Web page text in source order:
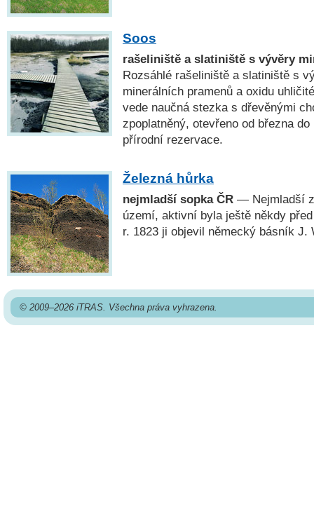
Soos
rašeliniště a slatiniště s vývěry
Rozsáhlé rašeliniště a slatiniště s
minerálních pramenů a oxidu
vede naučná stezka s dřevěnými
zpoplatněný, otevřeno od března
přírodní rezervace.
Železná hůrka
nejmladší sopka ČR — Nejmladší
území, aktivní byla ještě někdy
r. 1823 ji objevil německý básník J.
© 2009–2026 iTRAS. Všechna práva vyhrazena.